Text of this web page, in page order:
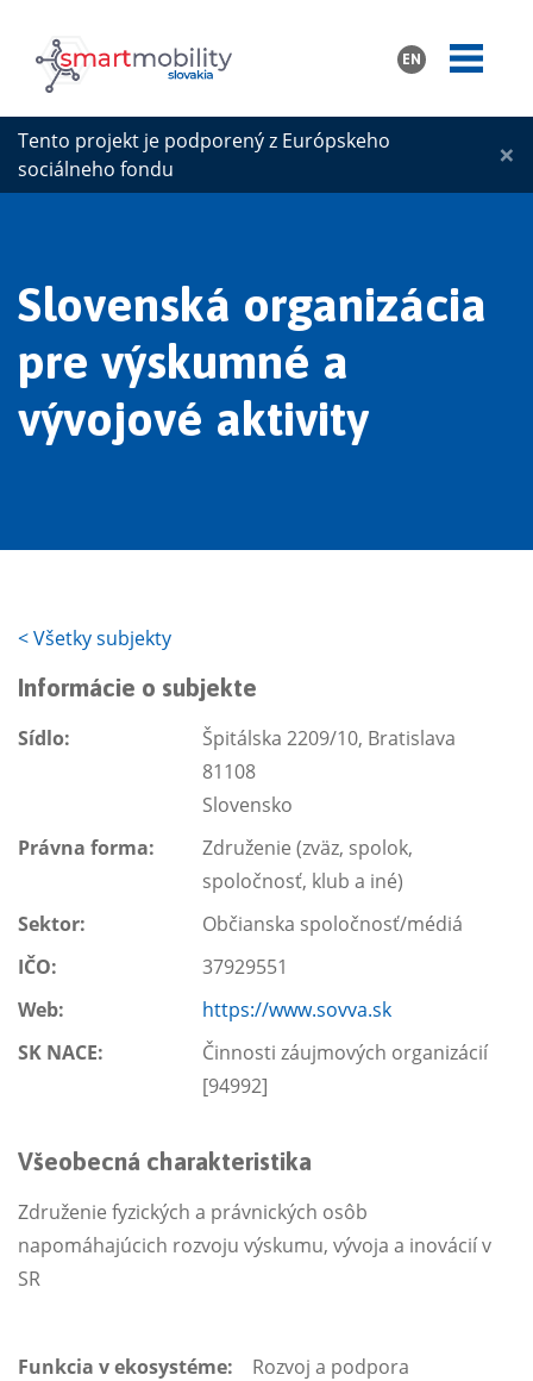
EN
Tento projekt je podporený z Európskeho
sociálneho fondu
×
Slovenská organizácia
pre výskumné a
vývojové aktivity
<Všetky subjekty
Informácie o subjekte
Sídlo:
Špitálska 2209/10, Bratislava
81108
Slovensko
Právna forma:
Združenie (zväz, spolok,
spoločnosť, klub a iné)
Sektor:
Občianska spoločnosť/médiá
IČO:
37929551
Web:
https://www.sovva.sk
SK NACE:
Činnosti záujmových organizácií
[94992]
Všeobecná charakteristika
Združenie fyzických a právnických osôb
napomáhajúcich rozvoju výskumu, vývoja a inovácií v
SR
Funkcia v ekosystéme:
Rozvoj a podpora